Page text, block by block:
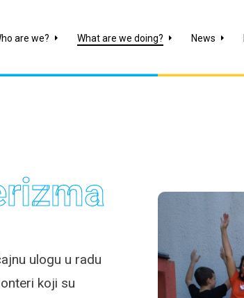
are we? What are we doing? News
ulogu u radu
koji su